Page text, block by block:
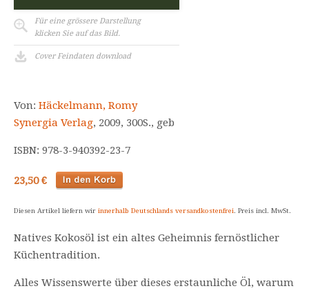
Für eine grössere Darstellung
klicken Sie auf das Bild.
Cover Feindaten download
Von: Häckelmann, Romy
Synergia Verlag, 2009, 300S., geb
ISBN: 978-3-940392-23-7
23,50 €
Diesen Artikel liefern wir innerhalb Deutschlands versandkostenfrei. Preis incl. MwSt.
Natives Kokosöl ist ein altes Geheimnis fernöstlicher
Küchentradition.
Alles Wissenswerte über dieses erstaunliche Öl, warum